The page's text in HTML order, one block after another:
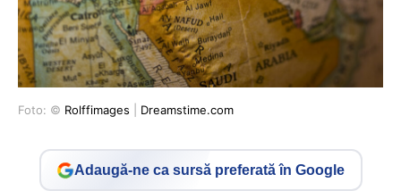
Foto: © Rolffimages Dreamstime.com
Adaugă-ne ca sursă preferată în Google